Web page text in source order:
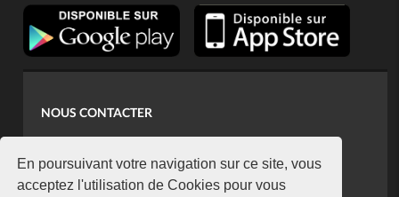
En poursuivant votre navigation sur ce site, vous
acceptez l'utilisation de Cookies pour vous
NOUS CONTACTER
koaci@yahoo.fr
+225 07 08 85 52 93